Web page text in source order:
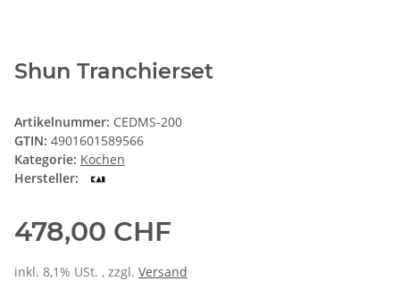
Shun Tranchierset
Artikelnummer: CEDMS-200
GTIN: 4901601589566
Kategorie: Kochen
Hersteller:
478,00 CHF
inkl. 8,1% USt. , zzgl. Versand